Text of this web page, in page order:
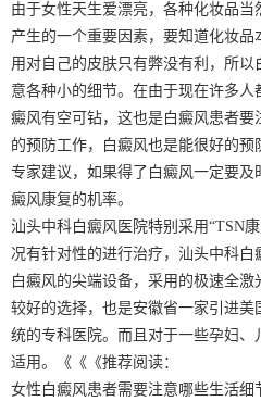
由于女性天生爱漂亮，各种化妆品
产生的一个重要因素，要知道化妆
用对自己的皮肤只有弊没有利，所
意各种小的细节。在由于现在许多
癜风有空可钻，这也是白癜风患者
的预防工作，白癜风也是能很好的预
专家建议，如果得了白癜风一定要及
癜风康复的机率。
汕头中科白癜风医院特别采用“TSN
况有针对性的进行治疗，汕头中科
白癜风的尖端设备，采用的极速全
较好的选择，也是安徽省一家引进美
统的专科医院。而且对于一些孕妇、
适用。《《《推荐阅读：
女性白癜风患者需要注意哪些生活